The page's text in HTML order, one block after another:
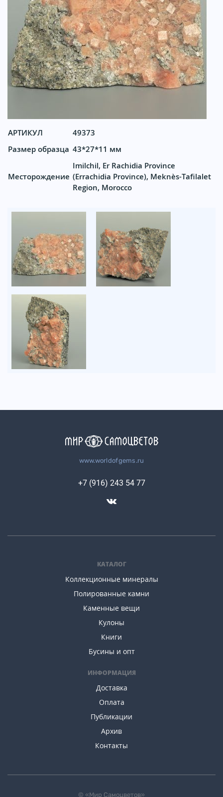
АРТИКУЛ
49373
Размер образца 43*27*11 мм
Месторождение
Imilchil, Er Rachidia Province
(Errachidia Province), Meknès-Tafilalet
Region, Morocco
www.worldofgems.ru
КАТАЛОГ
Коллекционные минералы
Полированные камни
Каменные вещи
Кулоны
Книги
Бусины и опт
ИНФОРМАЦИЯ
Доставка
Оплата
Публикации
Архив
Контакты
+7 (916) 243 54 77
© «Мир Самоцветов»